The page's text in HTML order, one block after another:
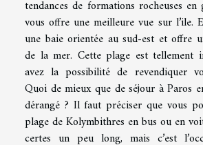
tendances de formations rocheuses
vous offre une meilleure vue sur l’ile.
une baie orientée au sud-est et offre
de la mer. Cette plage est tellement
avez la possibilité de revendiquer
Quoi de mieux que de séjour à Paros
dérangé ? Il faut préciser que vous
plage de Kolymbithres en bus ou en
certes un peu long, mais c’est